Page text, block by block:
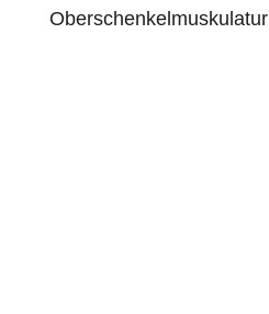
Oberschenkelmuskulatur